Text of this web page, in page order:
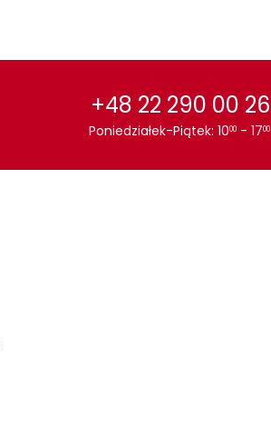
+48 22 290 00 26
Poniedziałek-Piątek: 1000 - 1700